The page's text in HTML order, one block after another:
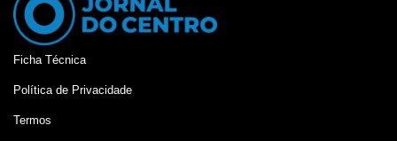
Ficha Técnica
Política de Privacidade
Termos